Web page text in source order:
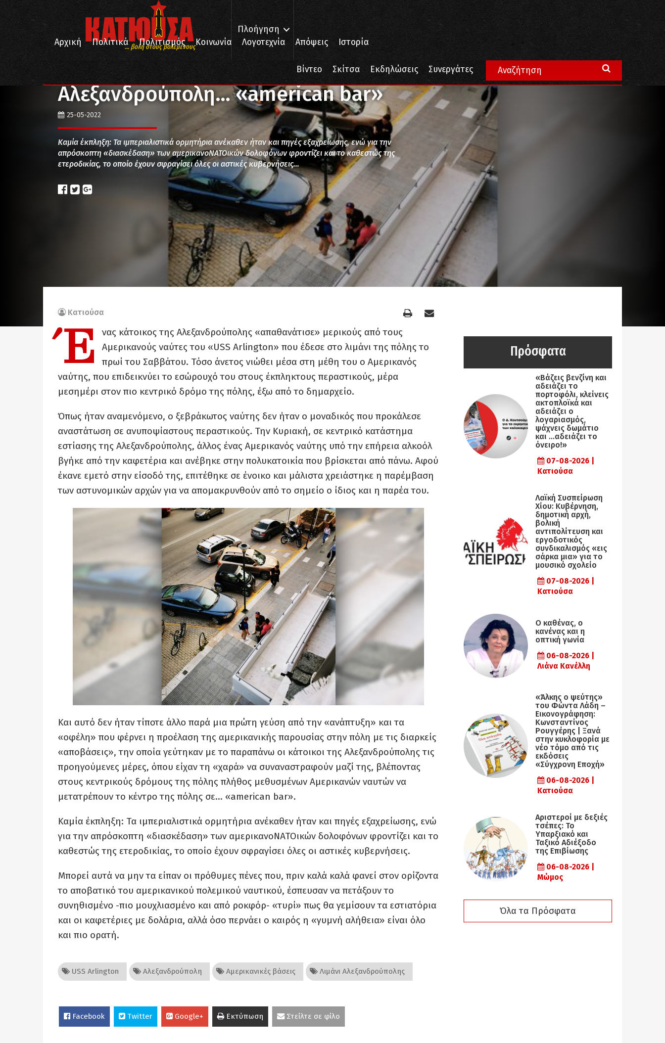
... βολή στους βολεμένους
Πλοήγηση
Αρχική
Πολιτικά Πολιτισμός Κοινωνία Λογοτεχνία Απόψεις Ιστορία
Βίντεο Σκίτσα Εκδηλώσεις Συνεργάτες
Πολιτικά
Αλεξανδρούπολη… «american bar»
25-05-2022
Καμία έκπληξη: Τα ιμπεριαλιστικά ορμητήρια ανέκαθεν ήταν και πηγές εξαχρείωσης, ενώ για την
απρόσκοπτη «διασκέδαση» των αμερικανοΝΑΤΟικών δολοφόνων φροντίζει και το καθεστώς της
ετεροδικίας, το οποίο έχουν σφραγίσει όλες οι αστικές κυβερνήσεις…
Κατιούσα
Έ
νας κάτοικος της Αλεξανδρούπολης «απαθανάτισε» μερικούς από τους
Αμερικανούς ναύτες του «USS Arlington» που έδεσε στο λιμάνι της πόλης το
πρωί του Σαββάτου. Τόσο άνετος νιώθει μέσα στη μέθη του ο Αμερικανός
ναύτης, που επιδεικνύει το εσώρουχό του στους έκπληκτους περαστικούς, μέρα
μεσημέρι στον πιο κεντρικό δρόμο της πόλης, έξω από το δημαρχείο.
Όπως ήταν αναμενόμενο, ο ξεβράκωτος ναύτης δεν ήταν ο μοναδικός που προκάλεσε
αναστάτωση σε ανυποψίαστους περαστικούς. Την Κυριακή, σε κεντρικό κατάστημα
εστίασης της Αλεξανδρούπολης, άλλος ένας Αμερικανός ναύτης υπό την επήρεια αλκοόλ
βγήκε από την καφετέρια και ανέβηκε στην πολυκατοικία που βρίσκεται από πάνω. Αφού
έκανε εμετό στην είσοδό της, επιτέθηκε σε ένοικο και μάλιστα χρειάστηκε η παρέμβαση
των αστυνομικών αρχών για να απομακρυνθούν από το σημείο ο ίδιος και η παρέα του.
Και αυτό δεν ήταν τίποτε άλλο παρά μια πρώτη γεύση από την «ανάπτυξη» και τα
«οφέλη» που φέρνει η προέλαση της αμερικανικής παρουσίας στην πόλη με τις διαρκείς
«αποβάσεις», την οποία γεύτηκαν με το παραπάνω οι κάτοικοι της Αλεξανδρούπολης τις
προηγούμενες μέρες, όπου είχαν τη «χαρά» να συναναστραφούν μαζί της, βλέποντας
στους κεντρικούς δρόμους της πόλης πλήθος μεθυσμένων Αμερικανών ναυτών να
μετατρέπουν το κέντρο της πόλης σε… «american bar».
Καμία έκπληξη: Τα ιμπεριαλιστικά ορμητήρια ανέκαθεν ήταν και πηγές εξαχρείωσης, ενώ
για την απρόσκοπτη «διασκέδαση» των αμερικανοΝΑΤΟικών δολοφόνων φροντίζει και το
καθεστώς της ετεροδικίας, το οποίο έχουν σφραγίσει όλες οι αστικές κυβερνήσεις.
Μπορεί αυτά να μην τα είπαν οι πρόθυμες πένες που, πριν καλά καλά φανεί στον ορίζοντα
το αποβατικό του αμερικανικού πολεμικού ναυτικού, έσπευσαν να πετάξουν το
συνηθισμένο -πιο μουχλιασμένο και από ροκφόρ- «τυρί» πως θα γεμίσουν τα εστιατόρια
και οι καφετέριες με δολάρια, αλλά όσο περνάει ο καιρός η «γυμνή αλήθεια» είναι όλο
και πιο ορατή.
USS Arlington Αλεξανδρούπολη Αμερικανικές βάσεις Λιμάνι Αλεξανδρούπολης
Facebook Twitter Google+ Εκτύπωση Στείλτε σε φίλο
Πρόσφατα
«Βάζεις βενζίνη και
αδειάζει το
πορτοφόλι, κλείνεις
ακτοπλοϊκά και
αδειάζει ο
λογαριασμός,
ψάχνεις δωμάτιο
και …αδειάζει το
όνειρο!»
07-08-2026 |
Κατιούσα
Λαϊκή Συσπείρωση
Χίου: Κυβέρνηση,
δημοτική αρχή,
βολική
αντιπολίτευση και
εργοδοτικός
συνδικαλισμός «εις
σάρκα μια» για το
μουσικό σχολείο
07-08-2026 |
Κατιούσα
Ο καθένας, ο
κανένας και η
οπτική γωνία
06-08-2026 |
Λιάνα Κανέλλη
«Άλκης ο ψεύτης»
του Φώντα Λάδη –
Εικονογράφηση:
Κωνσταντίνος
Ρουγγέρης | Ξανά
στην κυκλοφορία με
νέο τόμο από τις
εκδόσεις
«Σύγχρονη Εποχή»
06-08-2026 |
Κατιούσα
Αριστεροί με δεξιές
τσέπες: Το
Υπαρξιακό και
Ταξικό Αδιέξοδο
της Επιβίωσης
06-08-2026 |
Μώμος
Όλα τα Πρόσφατα